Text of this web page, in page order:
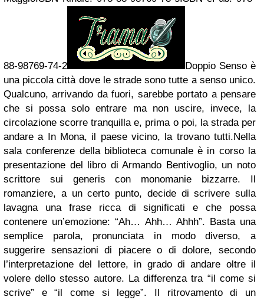
88-98769-74-2
Doppio Senso è
una piccola città dove le strade sono tutte a senso unico.
Qualcuno, arrivando da fuori, sarebbe portato a pensare
che si possa solo entrare ma non uscire, invece, la
circolazione scorre tranquilla e, prima o poi, la strada per
andare a In Mona, il paese vicino, la trovano tutti.Nella
sala conferenze della biblioteca comunale è in corso la
presentazione del libro di Armando Bentivoglio, un noto
scrittore sui generis con monomanie bizzarre. Il
romanziere, a un certo punto, decide di scrivere sulla
lavagna una frase ricca di significati e che possa
contenere un’emozione: “Ah… Ahh… Ahhh”. Basta una
semplice parola, pronunciata in modo diverso, a
suggerire sensazioni di piacere o di dolore, secondo
l’interpretazione del lettore, in grado di andare oltre il
volere dello stesso autore. La differenza tra “il come si
scrive” e “il come si legge”. Il ritrovamento di un